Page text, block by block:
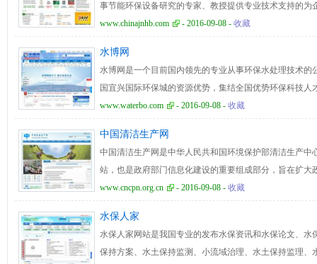
大家寻找自己需要的各种环保信息，以及环保杂志的新近
事节能环保设备研究的专家、教授提供专业技术支持的
理和节能环保设备技术服务的行业门户，致力于通过对
色节能环保网现由供应产品、采购、招商、品牌、公司
成，以信息+专业知识为服务理念和增值服务模式，其专
集中定制的数据文库、实用指南，为上网用户提供了方
策者优选的基础信息资源。
www.chinajnhb.com - 2016-09-08 - 收藏
水博网
水博网是一个目前国内领先的专业从事环保水处理技术
国宜兴国际环保城的资源优势，集结全国优势环保科技
台、服务全国环保行业企业”为理念，通过企业会员、个
户网站，以客户的需求为中心，以独特的市场定位和深
决方案、工艺流程、配套的图纸、施工组织设计、现场
诚信，最专业的环保商贸平台，成为国内领先的企业电
内领先的环保优质品牌产品销售平台，国内领先的使用
面的产品、企业、贸易信息搜索引擎。
www.waterbo.com - 2016-09-08 - 收藏
中国清洁生产网
中国清洁生产网是中华人民共和国环境保护部清洁生产
站，也是政府部门信息化建设的重要组成部分，旨在扩
集和交换的智能化、无纸化、实时化；转变政府职能，
关信息资源盘活，把潜在的信息开发出来，变成社会共享
我们、项目成果、新闻中心、前沿地带、政策法规、通
盟、联系我们等主要栏目，致力于普及清洁生产科学理
www.cncpn.org.cn - 2016-09-08 - 收藏
水保人家
水保人家网站是我国专业的发布水保资讯和水保论文、
保持方案、水土保持监测、小流域治理、水土保持监理